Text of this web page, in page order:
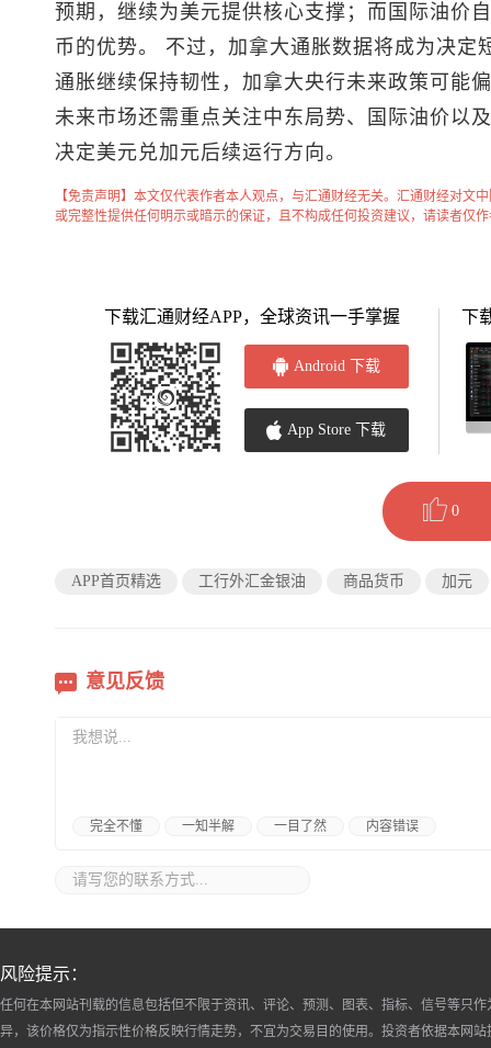
预期，继续为美元提供核心支撑；而国际油价
币的优势。 不过，加拿大通胀数据将成为决定
通胀继续保持韧性，加拿大央行未来政策可能
未来市场还需重点关注中东局势、国际油价以
决定美元兑加元后续运行方向。
【免责声明】本文仅代表作者本人观点，与汇通财经无关。汇通财经对文
或完整性提供任何明示或暗示的保证，且不构成任何投资建议，请读者仅
下载汇通财经APP，全球资讯一手掌握
Android 下载
App Store 下载
下
0
APP首页精选 工行外汇金银油 商品货币 加元
意见反馈
完全不懂 一知半解 一目了然 内容错误
风险提示：
任何在本网站刊载的信息包括但不限于资讯、评论、预测、图表、指标、信号等只
异，该价格仅为指示性价格反映行情走势，不宜为交易目的使用。投资者依据本网